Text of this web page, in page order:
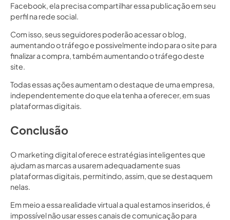
Facebook, ela precisa compartilhar essa publicação em seu
perfil na rede social.
Com isso, seus seguidores poderão acessar o blog,
aumentando o tráfego e possivelmente indo para o site para
finalizar a compra, também aumentando o tráfego deste
site.
Todas essas ações aumentam o destaque de uma empresa,
independentemente do que ela tenha a oferecer, em suas
plataformas digitais.
Conclusão
O marketing digital oferece estratégias inteligentes que
ajudam as marcas a usarem adequadamente suas
plataformas digitais, permitindo, assim, que se destaquem
nelas.
Em meio a essa realidade virtual a qual estamos inseridos, é
impossível não usar esses canais de comunicação para